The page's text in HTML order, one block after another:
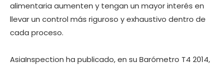
alimentaria aumenten y tengan un mayor interés en
llevar un control más riguroso y exhaustivo dentro de
cada proceso.
AsiaInspection ha publicado, en su Barómetro T4 2014,